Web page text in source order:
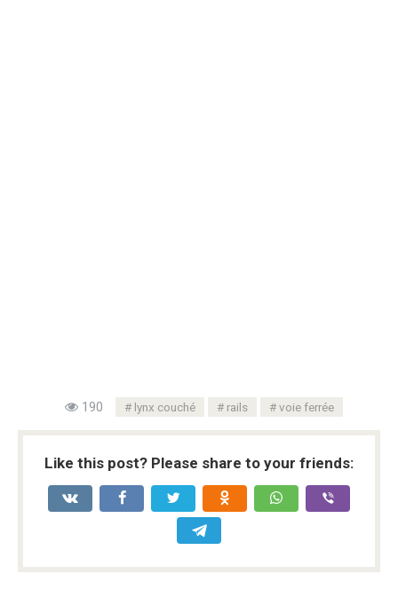
190 lynx couché rails voie ferrée
Like this post? Please share to your friends: